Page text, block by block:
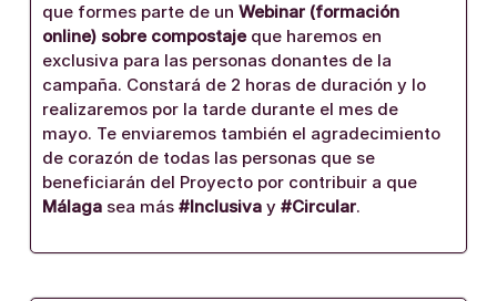
que formes parte de un Webinar (formación
online) sobre compostajeque haremos en
exclusiva para las personas donantes de la
campaña. Constará de 2 horas de duración y lo
realizaremos por la tarde durante el mes de
mayo. Te enviaremos también el agradecimiento
de corazón de todas las personas que se
beneficiarán del Proyecto por contribuir a que
Málaga sea más #Inclusiva y #Circular.